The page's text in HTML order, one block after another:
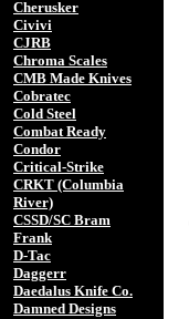
Cherusker
Civivi
CJRB
Chroma Scales
CMB Made Knives
Cobratec
Cold Steel
Combat Ready
Condor
Critical-Strike
CRKT (Columbia
River)
CSSD/SC Bram
Frank
D-Tac
Daggerr
Daedalus Knife Co.
Damned Designs